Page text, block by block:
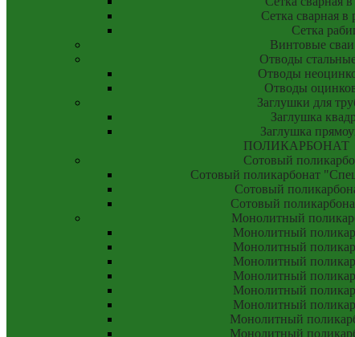
Сетка сварная в
Сетка
Винтовые сваи
Отводы
Отводы
Отводы
Заглушки для
Заглушка
Заглушка
ПОЛИКАРБОНАТ
Сотовый
Сотовый поликарбонат
Сотовый
Сотовый
Монолитный
Монолитный
Монолитный
Монолитный
Монолитный
Монолитный
Монолитный
Монолитный
Монолитный